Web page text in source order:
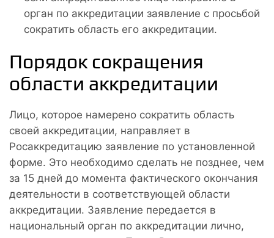
орган по аккредитации заявление с просьбой
сократить область его аккредитации.
Порядок сокращения
области аккредитации
Лицо, которое намерено сократить область
своей аккредитации, направляет в
Росаккредитацию заявление по установленной
форме. Это необходимо сделать не позднее, чем
за 15 дней до момента фактического окончания
деятельности в соответствующей области
аккредитации. Заявление передается в
национальный орган по аккредитации лично,